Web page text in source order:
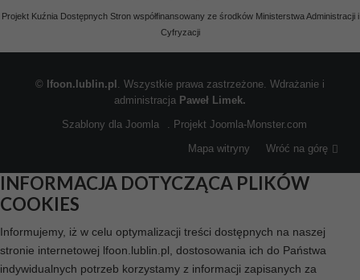
wybrać odpowiednie łącze z bocznego menu.
Projekt Kuźnia Dostępnych Stron współfinansowany ze środków Ministerstwa Administracji i
Cyfryzacji
© lfoon.lublin.pl . Wszystkie prawa zastrzeżone. Wdrażanie i
administracja Paweł Limek.
Szablony dla Joomla
. Projekt Joomla-Monster.com
Mapa witryny
Wróć na górę
INFORMACJA DOTYCZĄCA PLIKÓW
COOKIES
Informujemy, iż w celu optymalizacji treści dostępnych na naszej
stronie internetowej lfoon.lublin.pl, dostosowania ich do Państwa
indywidualnych potrzeb korzystamy z informacji zapisanych za